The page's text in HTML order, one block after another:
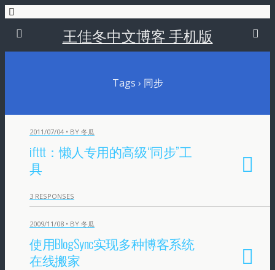
王佳冬中文博客 手机版
Tags › 同步
2011/07/04 • BY 冬瓜
ifttt：懒人专用的高级“同步”工
具
3 RESPONSES
2009/11/08 • BY 冬瓜
使用BlogSync实现多种博客系统
在线搬家